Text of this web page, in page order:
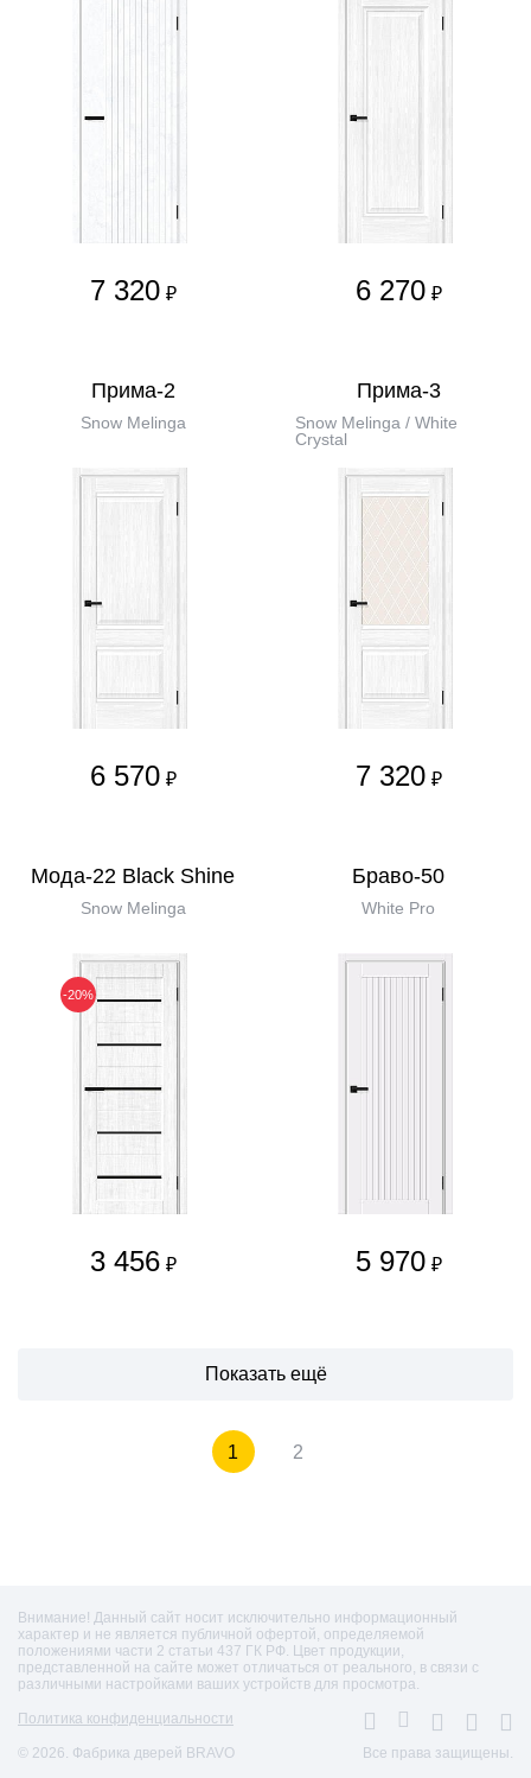
7 320 ₽ 6 270 ₽
Прима-2
Snow Melinga
6 570 ₽
Прима-3
Snow Melinga / White
Сrystal
7 320 ₽
Мода-22 Black Shine
Snow Melinga
-20%
3 456 ₽
Браво-50
White Pro
5 970 ₽
Показать ещё
1 2
Внимание! Данный сайт носит исключительно информационный
характер и не является публичной офертой, определяемой
положениями части 2 статьи 437 ГК РФ. Цвет продукции,
представленной на сайте может отличаться от реального, в связи с
различными настройками ваших устройств для просмотра.
Политика конфиденциальности
© 2026. Фабрика дверей BRAVO Все права защищены.